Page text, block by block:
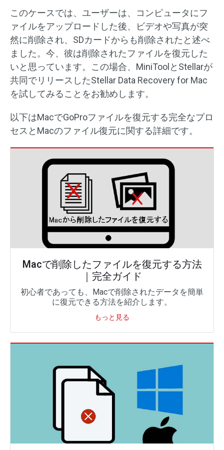
このケースでは、ユーザーは、コンピュータにフ
ァイルをアップロードした後、ビデオや写真が突
然に削除され、SDカードからも削除されたと述べ
ました。今、彼は削除されたファイルを復元した
いと思っています。この場合、MiniToolとStellarが
共同でリリースしたStellar Data Recovery for Mac
を試してみることをお勧めします。
以下はMacでGoProファイルを復元する完全なプロ
セスとMacのファイル復元に関する詳細です。
Macで削除したファイルを復元する方法
｜完全ガイド
初心者であっても、Macで削除されたデータを簡単
に復元できる方法を紹介します。
もっと見る